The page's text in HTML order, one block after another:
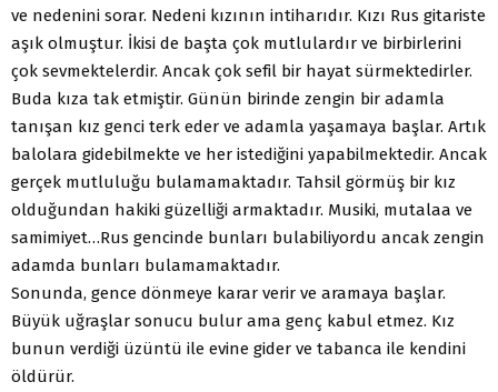
ve nedenini sorar. Nedeni kızının intiharıdır. Kızı Rus gitariste
aşık olmuştur. İkisi de başta çok mutlulardır ve birbirlerini
çok sevmektelerdir. Ancak çok sefil bir hayat sürmektedirler.
Buda kıza tak etmiştir. Günün birinde zengin bir adamla
tanışan kız genci terk eder ve adamla yaşamaya başlar. Artık
balolara gidebilmekte ve her istediğini yapabilmektedir. Ancak
gerçek mutluluğu bulamamaktadır. Tahsil görmüş bir kız
olduğundan hakiki güzelliği armaktadır. Musiki, mutalaa ve
samimiyet…Rus gencinde bunları bulabiliyordu ancak zengin
adamda bunları bulamamaktadır.
Sonunda, gence dönmeye karar verir ve aramaya başlar.
Büyük uğraşlar sonucu bulur ama genç kabul etmez. Kız
bunun verdiği üzüntü ile evine gider ve tabanca ile kendini
öldürür.